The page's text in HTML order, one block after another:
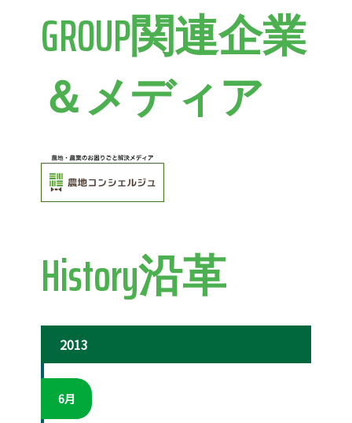
GROUP関連企業
＆メディア
History沿革
2013
6月